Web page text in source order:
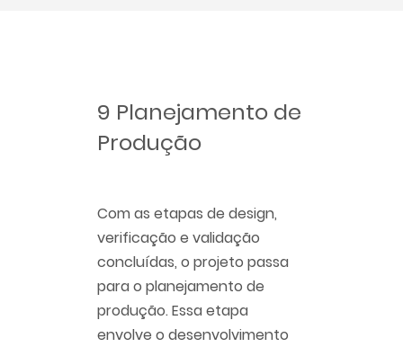
9 Planejamento de
Produção
Com as etapas de design,
verificação e validação
concluídas, o projeto passa
para o planejamento de
produção. Essa etapa
envolve o desenvolvimento